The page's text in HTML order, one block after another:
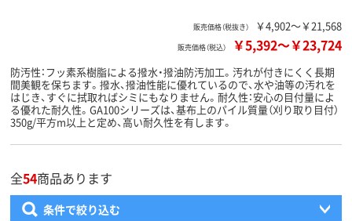
販売価格（税抜き） ￥4,902～￥21,568
販売価格（税込） ￥5,392～￥23,724
防汚性：フッ素系樹脂による撥水・撥油防汚加工。汚れが付きにくく長期
間美観を保ちます。撥水、撥油性能に優れているので、水や油等の汚れを
はじき、すぐに拭取ればシミにもなりません。耐久性：安心の目付量によ
る優れた耐久性。GA100シリーズは、基布上のパイル質量（刈り取り目付）
350g/平方m以上と定め、高い耐久性を有します。
全54商品あります
条件で絞り込む